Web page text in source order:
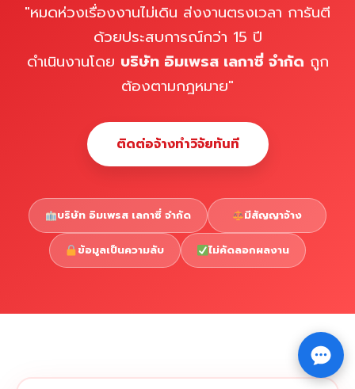
Copyright © 2026 รับทำวิจัย รับทำวิทยานิพนธ์ รับทำ⇧
"หมดห่วงเรื่องงานไม่เดิน ส่งงานตรงเวลา การันตี
ด้วยประสบการณ์กว่า 15 ปี
ดำเนินงานโดย บริษัท อิมเพรส เลกาซี่ จำกัด ถูก
ต้องตามกฎหมาย"
ติดต่อจ้างทำวิจัยทันที
บริษัท อิมเพรส เลกาซี่ จำกัด มีสัญญาจ้าง
ข้อมูลเป็นความลับ ไม่คัดลอกผลงาน